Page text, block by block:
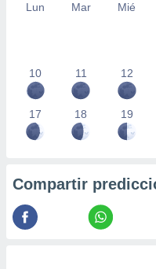
Lun Mar Mié
10 11 12
17 18 19
Compartir